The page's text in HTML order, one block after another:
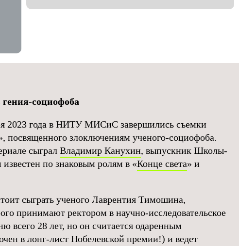
социофоба
2023 года в НИТУ МИСиС завершились съемки
посвященного злоключениям ученого-социофоба.
сыграл Владимир Канухин, выпускник Школы-
по знаковым ролям в «Конце света» и
сыграть ученого Лаврентия Тимошина,
принимают ректором в научно-исследовательское
всего 28 лет, но он считается одаренным
в лонг-лист Нобелевской премии!) и ведет